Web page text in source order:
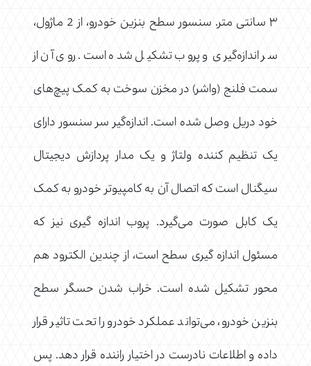
۳ سانتی متر. سنسور سطح بنزین خودرو، از 2 ماژول،
سر اندازه‌گیری و پروب تشکیل شده است. روی آن از
سمت فلنج (واشر) در مخزن سوخت به کمک پیچ‌های
خود دریل وصل شده است. اندازه‌گیر سر سنسور دارای
یک تنظیم کننده ولتاژ و یک مدار پردازش دیجیتال
سیگنال است که اتصال آن به کامپیوتر خودرو به کمک
یک کابل صورت می‌گیرد. پروب اندازه گیری نیز که
مسئول اندازه گیری سطح است، از چندین الکترود هم
محور تشکیل شده است. خراب شدن حسگر سطح
بنزین خودرو، می‌تواند عملکرد خودرو را تحت تاثیر قرار
داده و اطلاعات نادرست در اختیار راننده قرار دهد. پس